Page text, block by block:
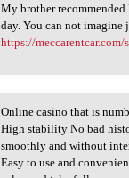
My brother
My brother
day. You can not imagine
https://
Online casino that
Online casino that is
High stability No bad
smoothly and without
Easy to use and